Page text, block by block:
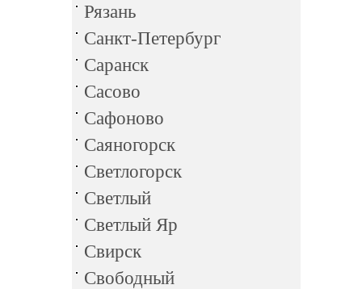
Рязань
Санкт-Петербург
Саранск
Сасово
Сафоново
Саяногорск
Светлогорск
Светлый
Светлый Яр
Свирск
Свободный